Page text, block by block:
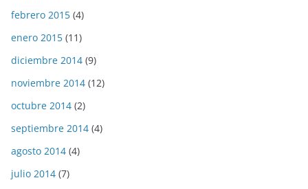
febrero 2015 (4)
enero 2015 (11)
diciembre 2014 (9)
noviembre 2014 (12)
octubre 2014 (2)
septiembre 2014 (4)
agosto 2014 (4)
julio 2014 (7)